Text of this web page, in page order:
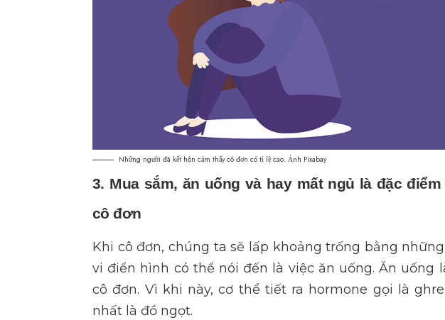
Những người đã kết hôn cảm thấy cô đơn có tỉ lệ cao. Ảnh Pixabay
3. Mua sắm, ăn uống và hay mất ngủ là đặc
cô đơn
Khi cô đơn, chúng ta sẽ lấp khoảng trống bằng
vi điển hình có thể nói đến là việc ăn uống. Ăn uống
cô đơn. Vì khi này, cơ thể tiết ra hormone gọi là
nhất là đồ ngọt.